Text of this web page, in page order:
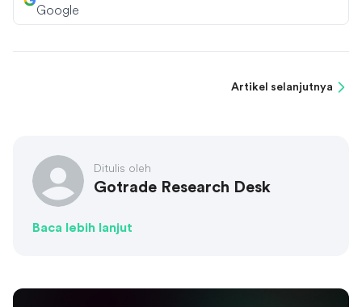
Google
Artikel selanjutnya
Ditulis oleh
Gotrade Research Desk
Baca lebih lanjut